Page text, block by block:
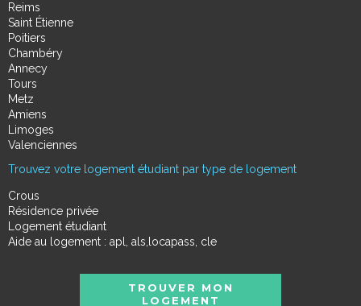
Reims
Saint Étienne
Poitiers
Chambéry
Annecy
Tours
Metz
Amiens
Limoges
Valenciennes
Trouvez votre logement étudiant par type de logement
Crous
Résidence privée
Logement étudiant
Aide au logement : apl, als,locapass, cle
TROUVER MON
LOGEMENT